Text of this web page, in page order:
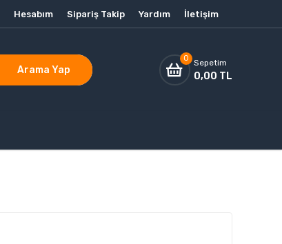
Hesabım Sipariş Takip Yardım İletişim
Arama Yap
0 Sepetim
0,00 TL